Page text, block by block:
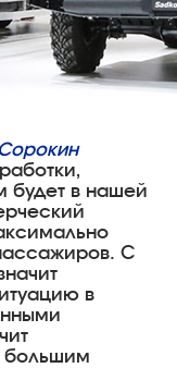
будет в нашей
С
в
большим